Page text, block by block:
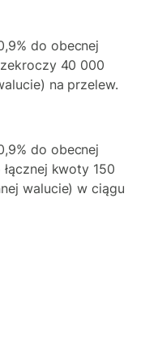
do obecnej
40 000
na przelew.
do obecnej
kwoty 150
walucie) w ciągu